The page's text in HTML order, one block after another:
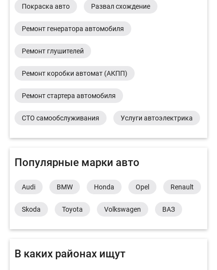
Покраска авто Развал схождение
Ремонт генератора автомобиля
Ремонт глушителей
Ремонт коробки автомат (АКПП)
Ремонт стартера автомобиля
СТО самообслуживания Услуги автоэлектрика
Популярные марки авто
Audi BMW Honda Opel Renault
Skoda Toyota Volkswagen ВАЗ
В каких районах ищут